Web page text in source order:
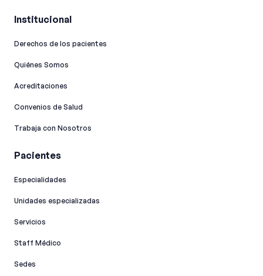
Institucional
Derechos de los pacientes
Quiénes Somos
Acreditaciones
Convenios de Salud
Trabaja con Nosotros
Pacientes
Especialidades
Unidades especializadas
Servicios
Staff Médico
Sedes